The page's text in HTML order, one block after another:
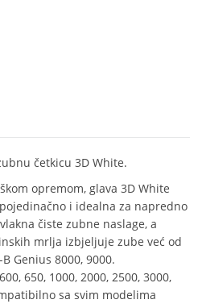
četkicu 3D White.
opremom, glava 3D White
i idealna za napredno
čiste zubne naslage, a
mrlja izbjeljuje zube već od
Genius 8000, 9000.
650, 1000, 2000, 2500, 3000,
sa svim modelima